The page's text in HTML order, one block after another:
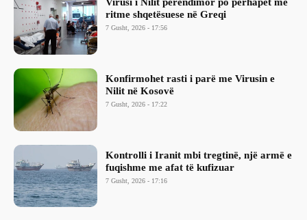
ritme shqetësuese në Greqi
7 Gusht, 2026 - 17:56
Konfirmohet rasti i parë me Virusin e
Nilit në Kosovë
7 Gusht, 2026 - 17:22
Kontrolli i Iranit mbi tregtinë, një armë e
fuqishme me afat të kufizuar
7 Gusht, 2026 - 17:16